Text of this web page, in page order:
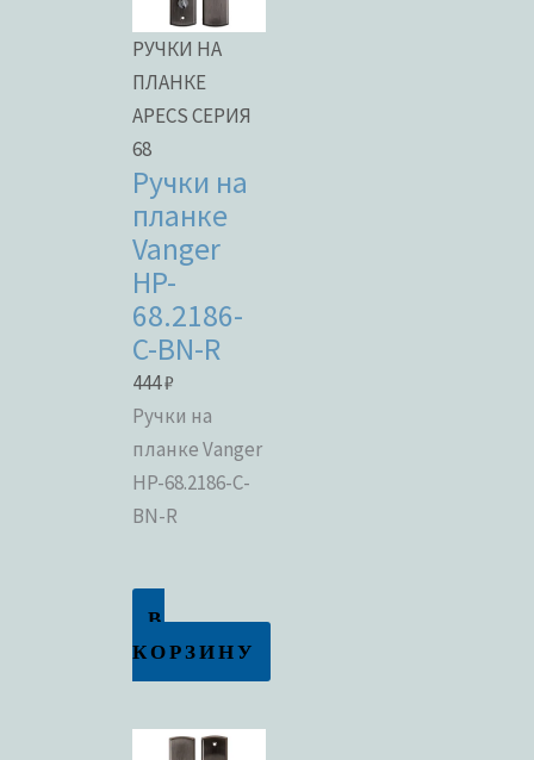
РУЧКИ НА
ПЛАНКЕ
APECS СЕРИЯ
68
Ручки на
планке
Vanger
HP-
68.2186-
C-BN-R
444₽
Ручки на
планке Vanger
HP-68.2186-C-
BN-R
В
КОРЗИНУ